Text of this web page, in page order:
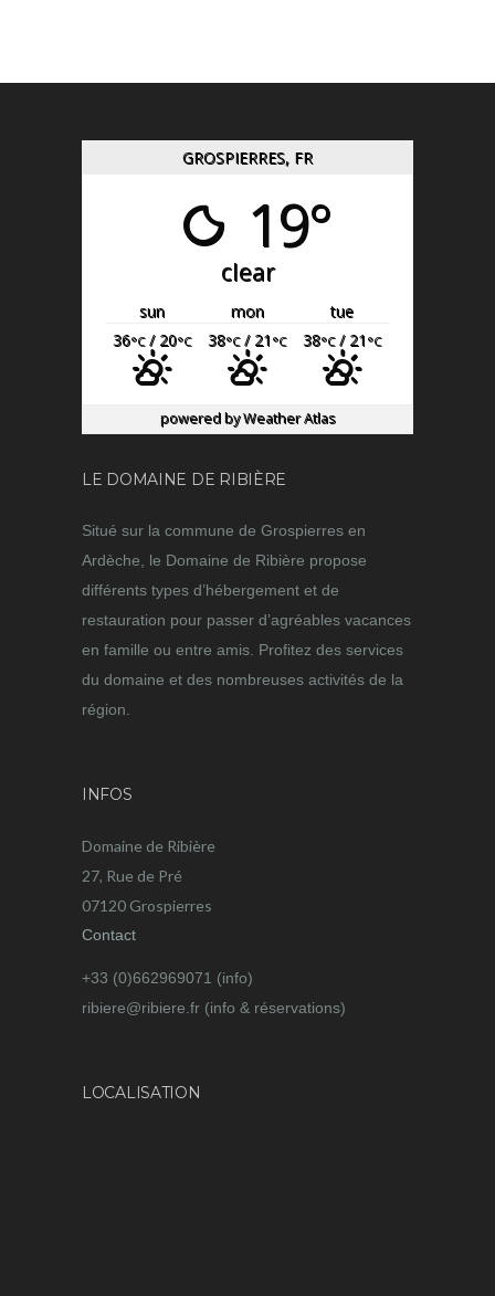
GROSPIERRES, FR
19°
clear
sun mon
tue
36°C/ 20°C 38°C/ 21 °C 38°C/ 21 °C
powered byWeather Atlas
LE DOMAINE DE RIBIÈRE
Situé sur la commune de Grospierres en
Ardèche, le Domaine de Ribière propose
différents types d’hébergement et de
restauration pour passer d’agréables vacances
en famille ou entre amis. Profitez des services
du domaine et des nombreuses activités de la
région.
INFOS
Domaine de Ribière
27, Rue de Pré
07120 Grospierres
Contact
+33 (0)662969071 (info)
ribiere@ribiere.fr (info & réservations)
LOCALISATION